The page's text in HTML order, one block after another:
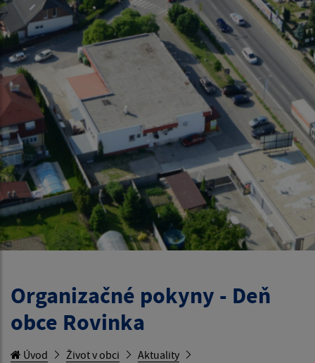
Organizačné pokyny - Deň
obce Rovinka
Úvod Život v obci
Aktuality